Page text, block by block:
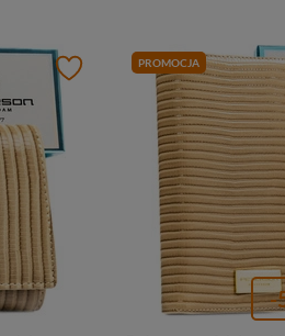
PROMOCJA
-